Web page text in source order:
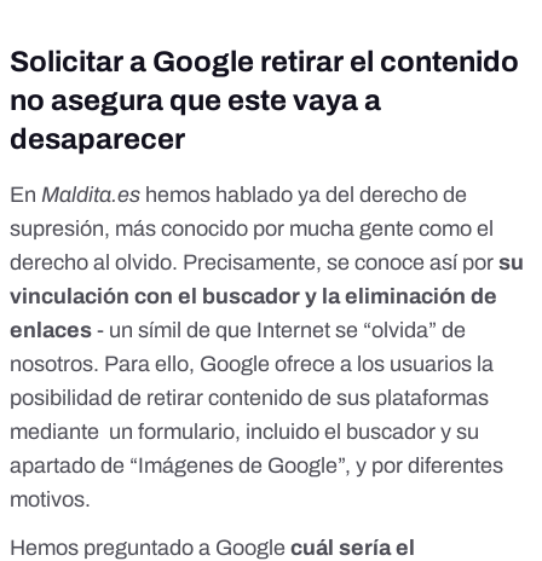
Solicitar a Google retirar el contenido
no asegura que este vaya a
desaparecer
En Maldita.es hemos hablado ya del derecho de
supresión, más conocido por mucha gente como el
derecho al olvido. Precisamente, se conoce así por su
vinculación con el buscador y la eliminación de
enlaces - un símil de que Internet se “olvida” de
nosotros. Para ello, Google ofrece a los usuarios la
posibilidad de retirar contenido de sus plataformas
mediante un formulario, incluido el buscador y su
apartado de “Imágenes de Google”, y por diferentes
motivos.
Hemos preguntado a Google cuál sería el